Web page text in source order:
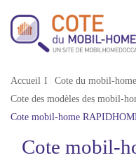
Accueil Cote du mobil-home
Cote des modèles des mobil-
Cote mobil-home
Cote mobil-